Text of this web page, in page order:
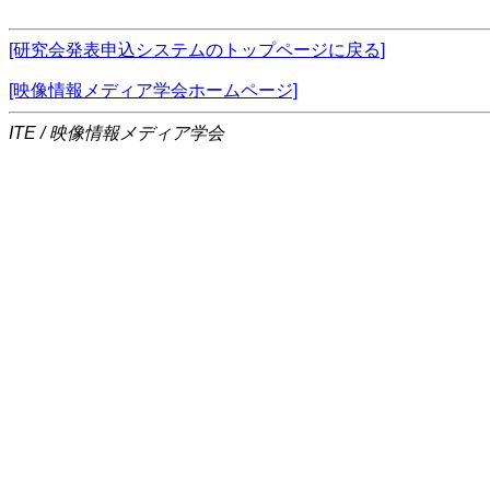
[研究会発表申込システムのトップページに戻る]
[映像情報メディア学会ホームページ]
ITE / 映像情報メディア学会